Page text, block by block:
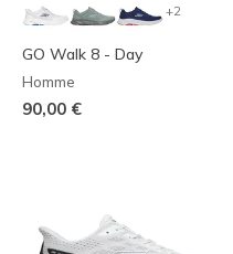
+2
GO Walk 8 - Day
Homme
90,00 €